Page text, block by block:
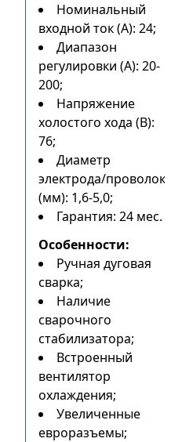
Номинальный
входной ток (А): 24;
Диапазон
регулировки (А): 20-
200;
Напряжение
холостого хода (В):
76;
Диаметр
электрода/
(мм): 1,6-5,0;
Гарантия: 24 мес.
Особенности:
Ручная дуговая
сварка;
Наличие
сварочного
стабилизатора;
Встроенный
вентилятор
охлаждения;
Увеличенные
евроразъемы;